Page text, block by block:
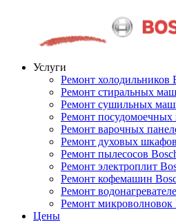
Услуги
Ремонт холодильников
Ремонт стиральных
Ремонт сушильных
Ремонт
Ремонт варочных
Ремонт духовых
Ремонт пылесосов
Ремонт электроплит
Ремонт кофемашин
Ремонт
Ремонт микроволновок
Цены